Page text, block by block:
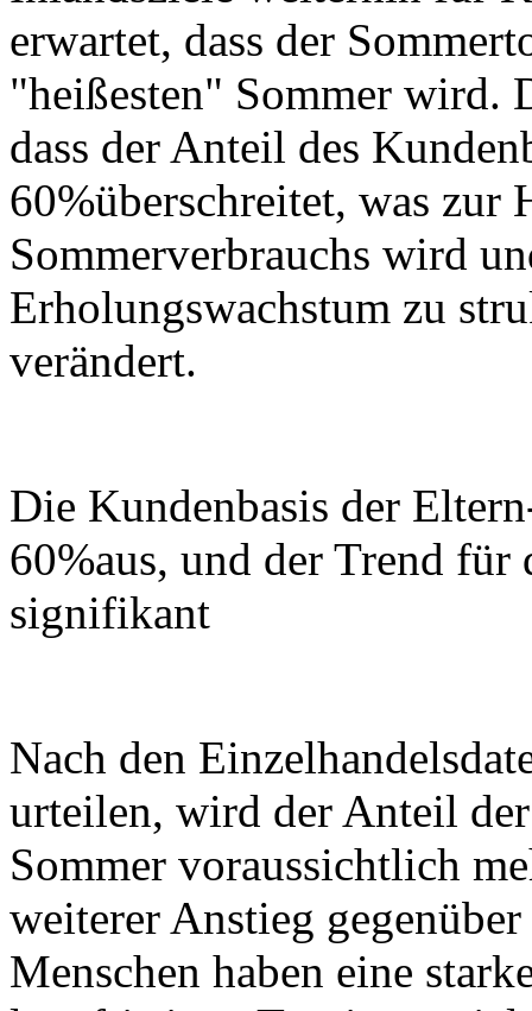
erwartet, dass der
"heißesten" Sommer wird.
dass der Anteil des
60%überschreitet, was zur
Sommerverbrauchs wird
Erholungswachstum zu
verändert.
Die Kundenbasis der
60%aus, und der Trend für
signifikant
Nach den
urteilen, wird der Anteil
Sommer voraussichtlich
weiterer Anstieg
Menschen haben eine